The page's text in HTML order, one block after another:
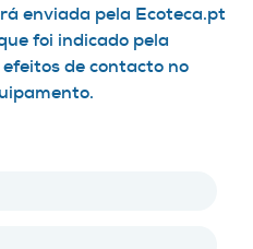
enviada pela Ecoteca.pt
foi indicado pela
de contacto no